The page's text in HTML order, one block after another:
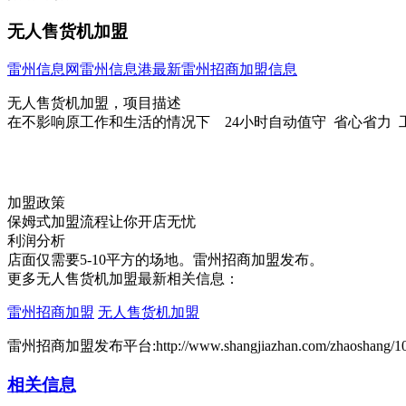
无人售货机加盟
雷州信息网雷州信息港最新雷州招商加盟信息
无人售货机加盟，项目描述
在不影响原工作和生活的情况下 24小时自动值守 省心省力
加盟政策
保姆式加盟流程让你开店无忧
利润分析
店面仅需要5-10平方的场地。雷州招商加盟发布。
更多无人售货机加盟最新相关信息：
雷州招商加盟 无人售货机加盟
雷州招商加盟发布平台:http://www.shangjiazhan.com/zhaoshang/
相关信息